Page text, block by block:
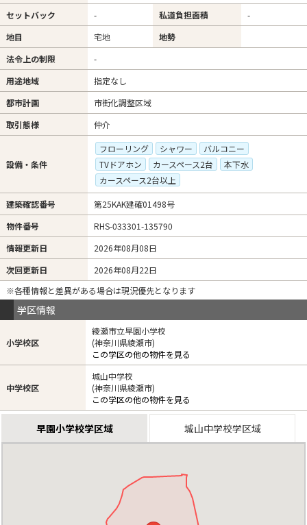
セットバック
- 私道負担面積
-
地目
宅地
地勢
法令上の制限
-
用途地域
指定なし
都市計画
市街化調整区域
取引態様
仲介
設備・条件
フローリング シャワー
バルコニー
TVドアホン
カースペース2台
本下水
カースペース2台以上
建築確認番号
第25KAK建確01498号
物件番号
RHS-033301-135790
情報更新日
2026年08月08日
次回更新日
2026年08月22日
※各種情報と差異がある場合は現況優先となります
学区情報
小学校区
綾瀬市立早園小学校
(神奈川県綾瀬市)
この学区の他の物件を見る
中学校区
城山中学校
(神奈川県綾瀬市)
この学区の他の物件を見る
早園小学校学区域 城山中学校学区域